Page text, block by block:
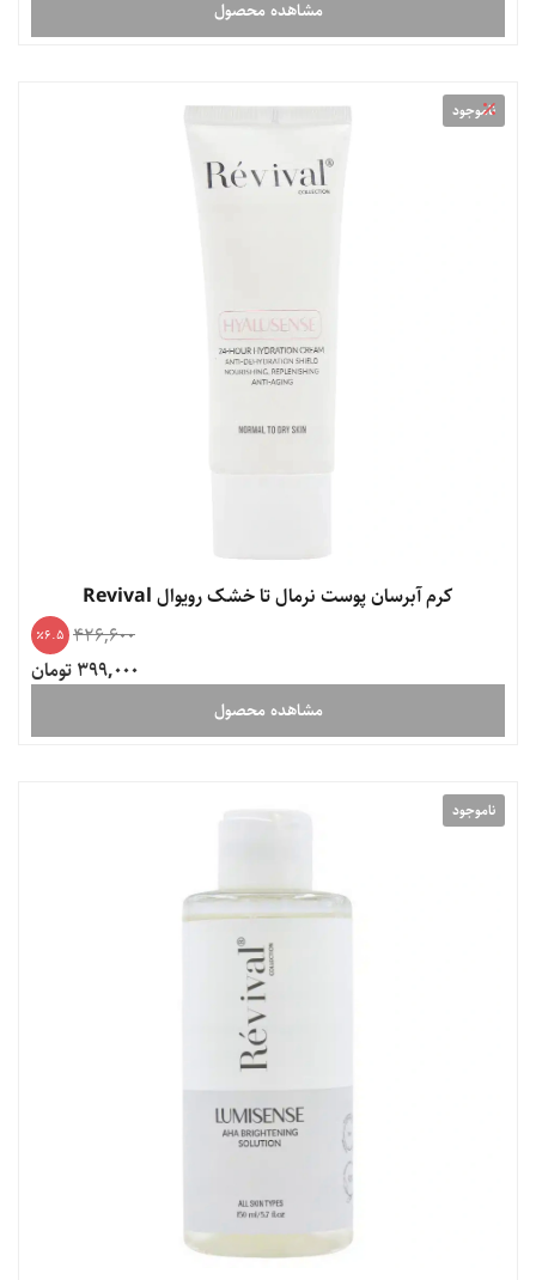
مشاهده محصول
ناموجود
کرم آبرسان پوست نرمال تا خشک رویوال Revival
426,600
6.5
399,000 تومان
مشاهده محصول
ناموجود